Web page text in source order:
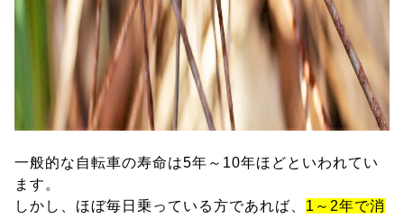
一般的な自転車の寿命は5年～10年ほどといわれてい
ます。
しかし、ほぼ毎日乗っている方であれば、 1～2年で消